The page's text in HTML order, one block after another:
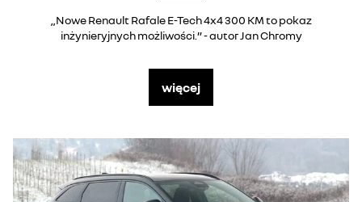
„Nowe Renault Rafale E-Tech 4x4 300 KM to pokaz
inżynieryjnych możliwości.” - autor Jan Chromy
więcej